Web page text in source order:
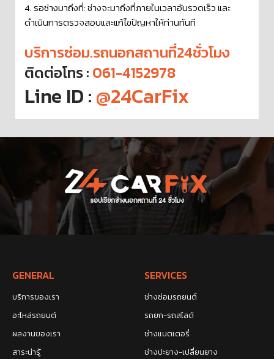
4. รอช่างมาถึงที่: ช่างจะมาถึงที่ภายในเวลาอันรวดเร็ว และ
ดำเนินการตรวจสอบและแก้ไขปัญหาให้ท่านทันที
บริการซ่อม.รถนอกสถานที่24ชั่วโมง
ติดต่อโทร : 061-4152978
Line ID :@24CarFix
GENERAL
บริการของเรา
อะไหล่รถยนต์
ผลงานของเรา
สาระน่ารู้
SERVICES
ช่างซ่อมรถยนต์
รถยก-รถสไลด์
ช่างแบตเตอรี่
ช่างปะยาง-เปลี่ยนยาง